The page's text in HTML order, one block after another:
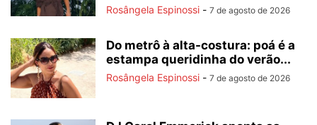
Rosângela Espinossi - 7 de agosto de 2026
Do metrô à alta-costura: poá é a
estampa queridinha do verão...
Rosângela Espinossi - 7 de agosto de 2026